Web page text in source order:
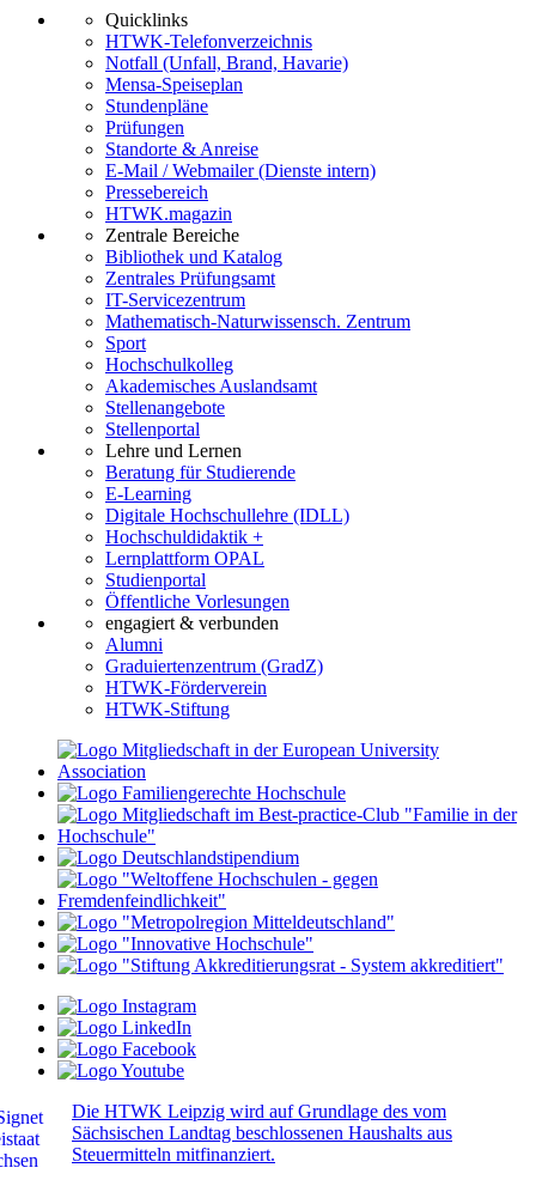
Quicklinks
HTWK-Telefonverzeichnis
Notfall (Unfall, Brand, Havarie)
Mensa-Speiseplan
Stundenpläne
Prüfungen
Standorte & Anreise
E-Mail / Webmailer (Dienste intern)
Pressebereich
HTWK.magazin
Zentrale Bereiche
Bibliothek und Katalog
Zentrales Prüfungsamt
IT-Servicezentrum
Mathematisch-Naturwissensch. Zentrum
Sport
Hochschulkolleg
Akademisches Auslandsamt
Stellenangebote
Stellenportal
Lehre und Lernen
Beratung für Studierende
E-Learning
Digitale Hochschullehre (IDLL)
Hochschuldidaktik +
Lernplattform OPAL
Studienportal
Öffentliche Vorlesungen
engagiert & verbunden
Alumni
Graduiertenzentrum (GradZ)
HTWK-Förderverein
HTWK-Stiftung
Die HTWK Leipzig wird auf Grundlage des vom
Sächsischen Landtag beschlossenen Haushalts aus
Steuermitteln mitfinanziert.